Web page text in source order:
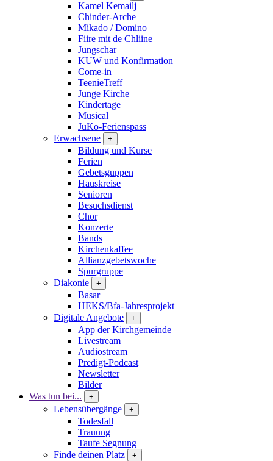
Kamel Kemailj
Chinder-Arche
Mikado / Domino
Fiire mit de Chliine
Jungschar
KUW und Konfirmation
Come-in
TeenieTreff
Junge Kirche
Kindertage
Musical
JuKo-Ferienspass
Erwachsene
+
Bildung und Kurse
Ferien
Gebetsguppen
Hauskreise
Senioren
Besuchsdienst
Chor
Konzerte
Bands
Kirchenkaffee
Allianzgebetswoche
Spurgruppe
Diakonie
+
Basar
HEKS/Bfa-Jahresprojekt
Digitale Angebote
+
App der Kirchgemeinde
Livestream
Audiostream
Predigt-Podcast
Newsletter
Bilder
Was tun bei...
+
Lebensübergänge +
Todesfall
Trauung
Taufe Segnung
Finde deinen Platz
+